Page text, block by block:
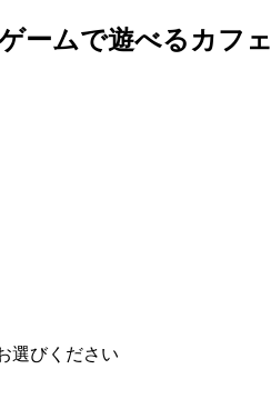
ームで遊べるカフェ
選びください